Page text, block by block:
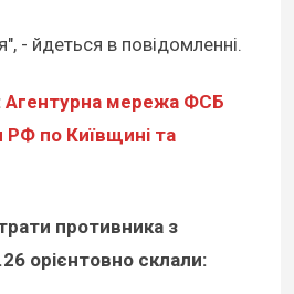
- йдеться в повідомленні.
Агентурна мережа ФСБ
РФ по Київщині та
противника з
орієнтовно склали: